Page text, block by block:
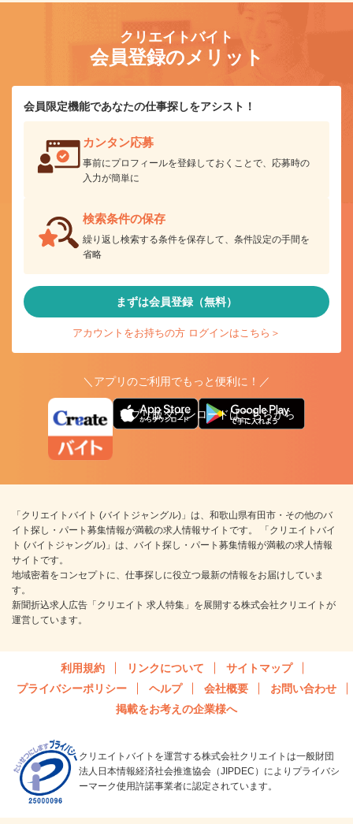
クリエイトバイト
会員登録のメリット
会員限定機能であなたの仕事探しをアシスト！
カンタン応募
事前にプロフィールを登録しておくことで、応募時の
入力が簡単に
検索条件の保存
繰り返し検索する条件を保存して、条件設定の手間を
省略
まずは会員登録（無料）
アカウントをお持ちの方 ログインはこちら＞
＼アプリのご利用でもっと便利に！／
アプリ版ダウンロードはこちらから
「クリエイトバイト (バイトジャングル)」は、和歌山県有田市・その他のバ
イト探し・パート募集情報が満載の求人情報サイトです。 「クリエイトバイ
ト (バイトジャングル)」は、バイト探し・パート募集情報が満載の求人情報
サイトです。
地域密着をコンセプトに、仕事探しに役立つ最新の情報をお届けしていま
す。
新聞折込求人広告「クリエイト 求人特集」を展開する株式会社クリエイトが
運営しています。
利用規約 リンクについて
サイトマップ
プライバシーポリシー
ヘルプ 会社概要
お問い合わせ
掲載をお考えの企業様へ
クリエイトバイトを運営する株式会社クリエイトは一般財団
法人日本情報経済社会推進協会（JIPDEC）によりプライバシ
ーマーク使用許諾事業者に認定されています。